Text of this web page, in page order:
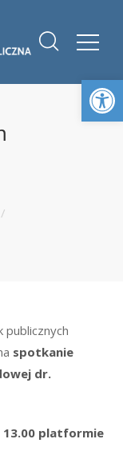
publicznych
spotkanie
dr.
13.00 platformie